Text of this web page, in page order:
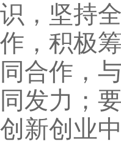
识，坚持
作，积极
同合作，
同发力；
创新创业